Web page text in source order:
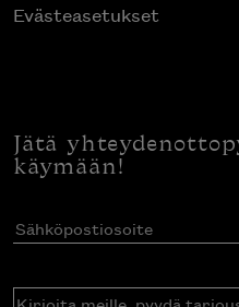
Evästeasetukset
Jätä
käymään!
Sähköpostiosoite(Pakollinen)
Kirjoita